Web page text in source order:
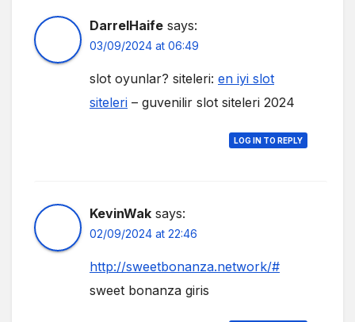
DarrelHaife says:
03/09/2024 at 06:49
slot oyunlar? siteleri: en iyi slot
siteleri – guvenilir slot siteleri 2024
LOG IN TO REPLY
KevinWak says:
02/09/2024 at 22:46
http://sweetbonanza.network/#
sweet bonanza giris